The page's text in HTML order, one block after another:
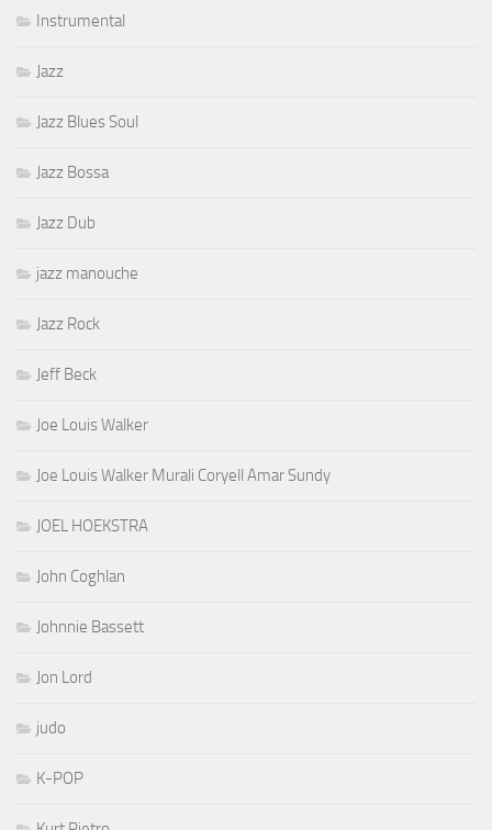
Instrumental
Jazz
Jazz Blues Soul
Jazz Bossa
Jazz Dub
jazz manouche
Jazz Rock
Jeff Beck
Joe Louis Walker
Joe Louis Walker Murali Coryell Amar Sundy
JOEL HOEKSTRA
John Coghlan
Johnnie Bassett
Jon Lord
judo
K-POP